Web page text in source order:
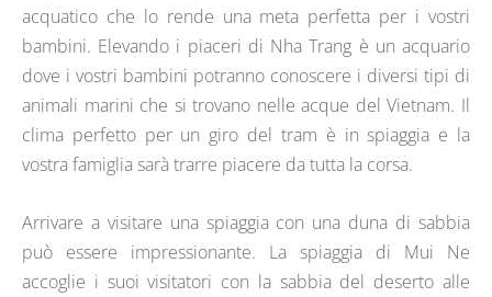
acquatico che lo rende una meta perfetta per i vostri
bambini. Elevando i piaceri di Nha Trang è un acquario
dove i vostri bambini potranno conoscere i diversi tipi di
animali marini che si trovano nelle acque del Vietnam. Il
clima perfetto per un giro del tram è in spiaggia e la
vostra famiglia sarà trarre piacere da tutta la corsa.
Arrivare a visitare una spiaggia con una duna di sabbia
può essere impressionante. La spiaggia di Mui Ne
accoglie i suoi visitatori con la sabbia del deserto alle